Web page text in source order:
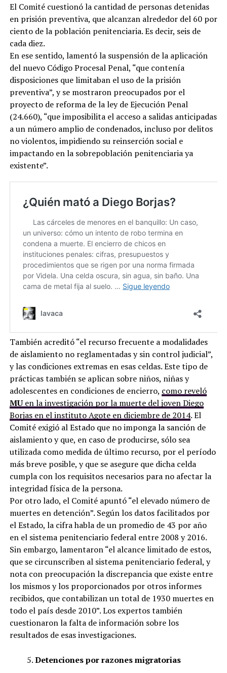
El Comité cuestionó la cantidad de personas detenidas
en prisión preventiva, que alcanzan alrededor del 60 por
ciento de la población penitenciaria. Es decir, seis de
cada diez.
En ese sentido, lamentó la suspensión de la aplicación
del nuevo Código Procesal Penal, “que contenía
disposiciones que limitaban el uso de la prisión
preventiva”, y se mostraron preocupados por el
proyecto de reforma de la ley de Ejecución Penal
(24.660), “que imposibilita el acceso a salidas anticipadas
a un número amplio de condenados, incluso por delitos
no violentos, impidiendo su reinserción social e
impactando en la sobrepoblación penitenciaria ya
existente”.
También acreditó “el recurso frecuente a modalidades
de aislamiento no reglamentadas y sin control judicial”,
y las condiciones extremas en esas celdas. Este tipo de
prácticas también se aplican sobre niños, niñas y
adolescentes en condiciones de encierro, como reveló
MUen la investigación por la muerte del joven Diego
Borjas en el instituto Agote en diciembre de 2014. El
Comité exigió al Estado que no imponga la sanción de
aislamiento y que, en caso de producirse, sólo sea
utilizada como medida de último recurso, por el período
más breve posible, y que se asegure que dicha celda
cumpla con los requisitos necesarios para no afectar la
integridad física de la persona.
Por otro lado, el Comité apuntó “el elevado número de
muertes en detención”. Según los datos facilitados por
el Estado, la cifra habla de un promedio de 43 por año
en el sistema penitenciario federal entre 2008 y 2016.
Sin embargo, lamentaron “el alcance limitado de estos,
que se circunscriben al sistema penitenciario federal, y
nota con preocupación la discrepancia que existe entre
los mismos y los proporcionados por otros informes
recibidos, que contabilizan un total de 1930 muertes en
todo el país desde 2010”. Los expertos también
cuestionaron la falta de información sobre los
resultados de esas investigaciones.
Detenciones por razones migratorias